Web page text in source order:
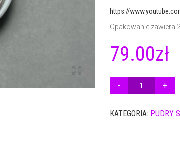
https://
Opakowanie zawiera
79.00zł
PUDER
NSN
KATEGORIA: PUDRY